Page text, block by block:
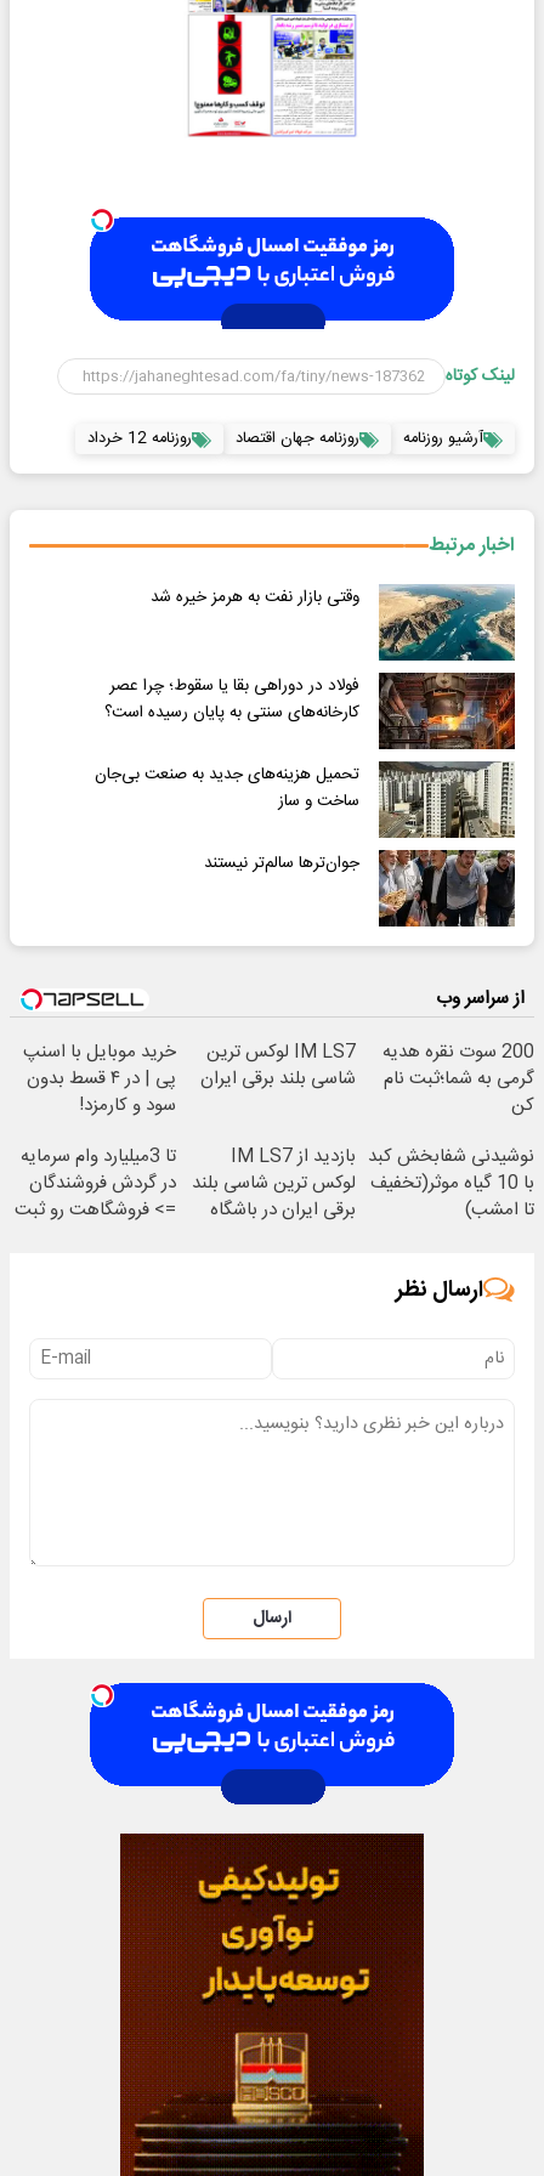
لینک کوتاه
آرشیو روزنامه روزنامه جهان اقتصاد روزنامه 12 خرداد
اخبار مرتبط
وقتی بازار نفت به هرمز خیره شد
فولاد در دوراهی بقا یا سقوط؛ چرا عصر
کارخانه‌های سنتی به پایان رسیده است؟
تحمیل هزینه‌های جدید به صنعت بی‌جان
ساخت و ساز
جوان‌ترها سالم‌تر نیستند
از سراسر وب
200 سوت نقره هدیه
گرمی به شما؛ثبت نام
کن
IM LS7 لوکس ترین
شاسی بلند برقی ایران
خرید موبایل با اسنپ
پی | در ۴ قسط بدون
سود و کارمزد!
نوشیدنی شفابخش کبد
با 10 گیاه موثر(تخفیف
تا امشب)
بازدید از IM LS7
لوکس ترین شاسی بلند
برقی ایران در باشگاه
تا 3میلیارد وام سرمایه
در گردش فروشندگان
=> فروشگاهت رو ثبت
ارسال نظر
ارسال